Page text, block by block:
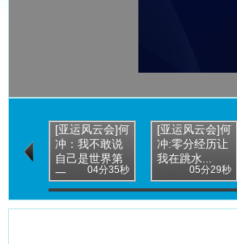
[亚运风云会]何
冲：我不敢说
自己是世界第
一
04分35秒
[亚运风云会]何
冲:零分经历让
我在跳水...
05分29秒